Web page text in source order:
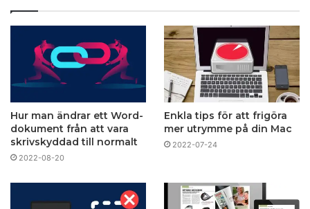
Hur man ändrar ett Word-
dokument från att vara
skrivskyddad till normalt
2022-08-20
Enkla tips för att frigöra
mer utrymme på din Mac
2022-07-24